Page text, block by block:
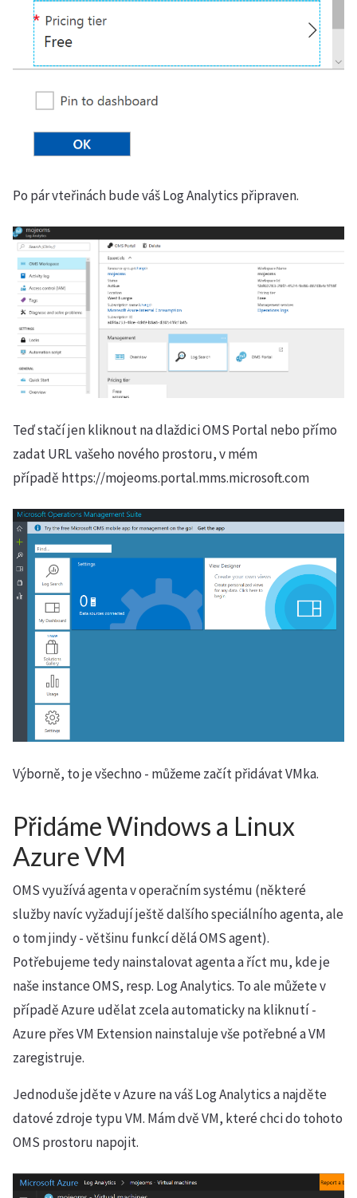
Po pár vteřinách bude váš Log Analytics připraven.
Teď stačí jen kliknout na dlaždici OMS Portal nebo přímo
zadat URL vašeho nového prostoru, v mém
případě https://mojeoms.portal.mms.microsoft.com
Výborně, to je všechno - můžeme začít přidávat VMka.
Přidáme Windows a Linux
Azure VM
OMS využívá agenta v operačním systému (některé
služby navíc vyžadují ještě dalšího speciálního agenta, ale
o tom jindy - většinu funkcí dělá OMS agent).
Potřebujeme tedy nainstalovat agenta a říct mu, kde je
naše instance OMS, resp. Log Analytics. To ale můžete v
případě Azure udělat zcela automaticky na kliknutí -
Azure přes VM Extension nainstaluje vše potřebné a VM
zaregistruje.
Jednoduše jděte v Azure na váš Log Analytics a najděte
datové zdroje typu VM. Mám dvě VM, které chci do tohoto
OMS prostoru napojit.